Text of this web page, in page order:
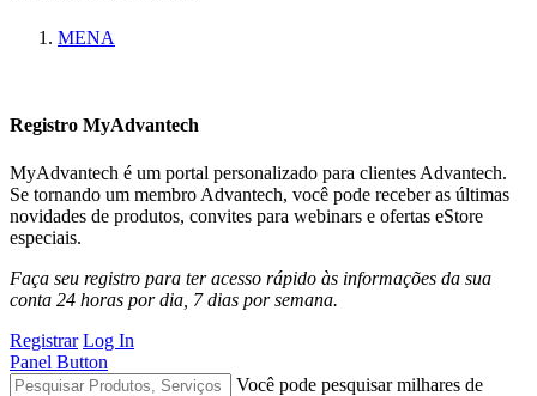
MENA
Registro MyAdvantech
MyAdvantech é um portal personalizado para clientes Advantech.
Se tornando um membro Advantech, você pode receber as últimas
novidades de produtos, convites para webinars e ofertas eStore
especiais.
Faça seu registro para ter acesso rápido às informações da sua
conta 24 horas por dia, 7 dias por semana.
Registrar Log In
Panel Button
Você pode pesquisar milhares de